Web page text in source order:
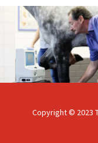
Copyright © 2023